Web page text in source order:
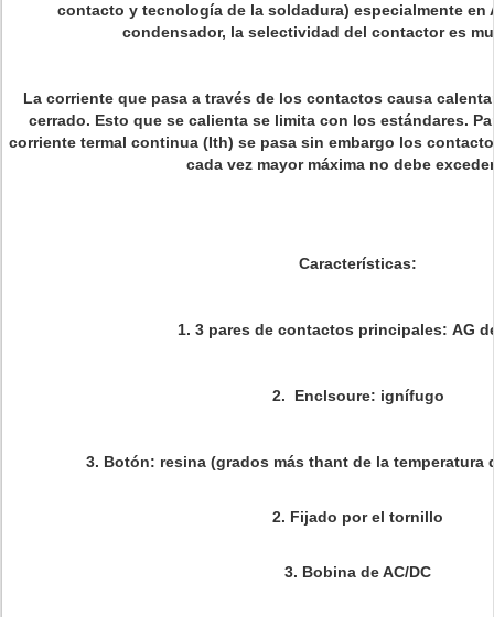
contacto y tecnología de la soldadura) especialmente en
condensador, la selectividad del contactor es
La corriente que pasa a través de los contactos causa
cerrado. Esto que se calienta se limita con los estándares.
corriente termal continua (Ith) se pasa sin embargo los
cada vez mayor máxima no debe
Características:
1. 3 pares de contactos principales: AG
2. Enclsoure: ignífugo
3. Botón: resina (grados más thant de la temperatura
2. Fijado por el tornillo
3. Bobina de AC/DC